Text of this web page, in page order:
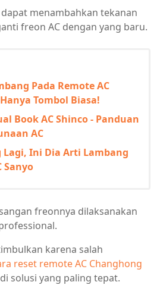
menambahkan tekanan
freon AC dengan yang baru.
Pada Remote AC
Tombol Biasa!
Book AC Shinco - Panduan
AC
Lagi, Ini Dia Arti Lambang
Sanyo
freonnya dilaksanakan
karena salah
reset remote AC Changhong
solusi yang paling tepat.